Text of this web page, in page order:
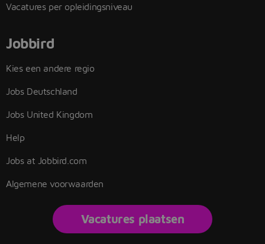
Vacatures per opleidingsniveau
Jobbird
Kies een andere regio
Jobs Deutschland
Jobs United Kingdom
Help
Jobs at Jobbird.com
Algemene voorwaarden
Vacatures plaatsen